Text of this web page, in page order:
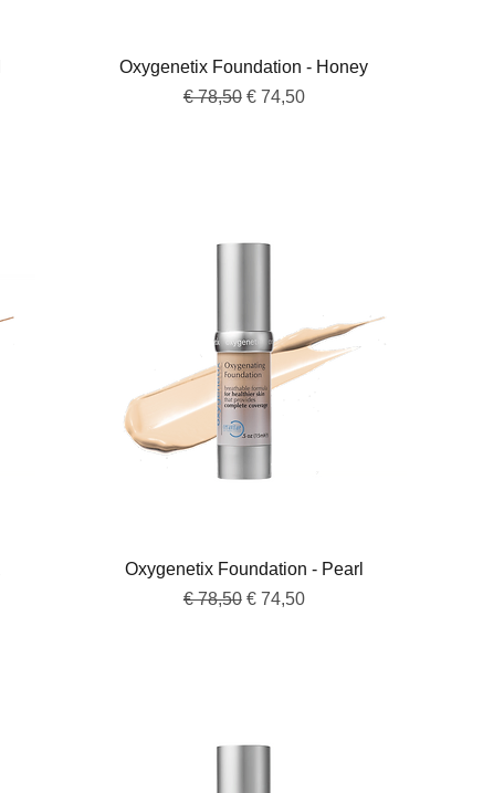
Snel overzicht
Oxygenetix Foundation - Honey
Normale prijs
€ 78,50 Verkoopprijs
€ 74,50
Snel overzicht
Oxygenetix Foundation - Pearl
Normale prijs
€ 78,50 Verkoopprijs
€ 74,50